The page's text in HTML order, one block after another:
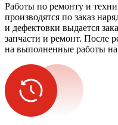
Работы по ремонту и
производятся по заказ
и дефектовки выдается
запчасти и ремонт. После
на выполненные работы на